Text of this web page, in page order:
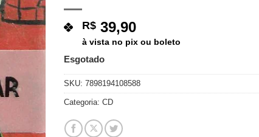
Adicionar
a lista de
desejos
R$ 39,90
à vista no pix ou boleto
Esgotado
SKU: 7898194108588
Categoria: CD